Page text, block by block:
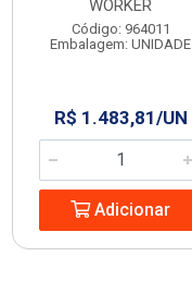
WORKER
Código: 964011
Embalagem: UNIDADE
R$ 1.483,81/UN
Adicionar